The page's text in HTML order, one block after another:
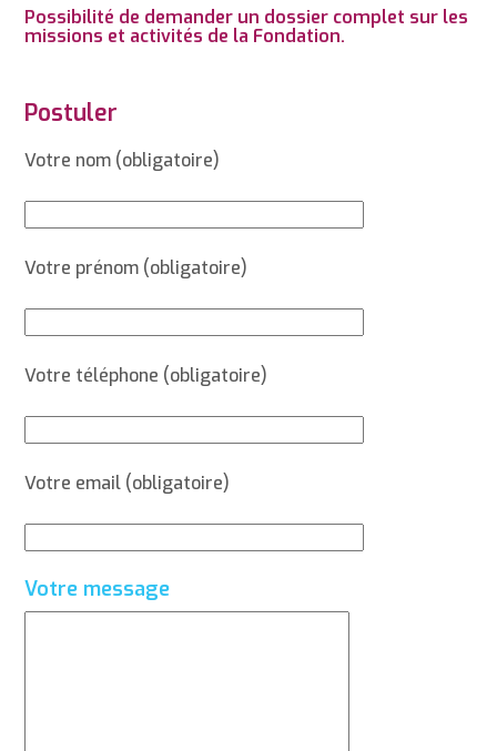
Possibilité de demander un dossier complet sur les
missions et activités de la Fondation.
Postuler
Votre nom (obligatoire)
Votre prénom (obligatoire)
Votre téléphone (obligatoire)
Votre email (obligatoire)
Votre message